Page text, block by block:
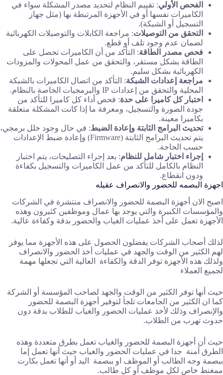
الفحص الأولي: تقييم النظام لتحديد مصدر المشكلة سواء في
الكاميرات نفسها أو في الأجهزة المرتبطة بها (مثل جهاز
التسجيل أو الشبكة).
التحقق من التوصيلات: مراجعة الكابلات والتوصيلات الكهربائية
لضمان عدم وجود تلف أو قطع.
فحص مصدر الطاقة: التأكد من أن الكاميرات تحصل على
الطاقة بشكل مستقر، والتحقق من عمل المحولات والمزودات
الكهربائية بشكل سليم.
مراجعة إعدادات الشبكة: التأكد من اتصال الكاميرات بالشبكة
المحلية والتحقق من إعدادات IP والبرمجيات الخاصة بالنظام.
اختبار كل كاميرا على حدة: فحص أداء كل كاميرا للتأكد من
جودة الصورة والتسجيل، ومعرفة ما إذا كانت المشكلة متعلقة
بكاميرا معينة.
تحديث البرامج الثابتة وإعادة الضبط: في حال وجود خلل برمجي،
يتم تحديث البرامج الثابتة (Firmware) وإعادة ضبط الإعدادات
حسب الحاجة.
إجراء اختبار شامل للنظام: بعد إجراء التصليحات، يتم اختبار
النظام بالكامل للتأكد من عمل الكاميرات والتسجيل بكفاءة
ودون انقطاع.
اجهزة البصمه للحضور والانصراف عقيله
اصبح الان أجهزة البصمة للحضور والانصراف منتشرة في الشركات
والمؤسسات الكبيرة والتي يوجد بها عمال وموظفين كثيرون وهذه
الأجهزة تعمل على أخذ عمليات الغياب والحضور بدقة وكفاءة عالية.
لذلك أصحاب الشركات يفضلون الحصول على هذه الأجهزة مما يوفر
لهم الكثير من الوقت والجهد في عمليات أخذ الحضور والانصراف
ولذلك هذه الأجهزة توفر الدقة والكفاءة العالية التي تجعلها مهمة
لجميع العملاء
حيث أنها توفر الكثير من الوقت والجهد لصاحب المؤسسة أو الشركة
كما ان الكثير من الجامعات تلجأ لتوفير أجهزة البصمة للحضور
والإنصراف وذلك لأخذ عمليات الحضور والغياب للطلاب بدقة دون
حدوث تهرب من الطلاب.
حيث أن أجهزة البصمة للحضور والغياب تعمل بطرق متعددة وهذه
الطرق آمنة جدا في عمليات الحضور والغياب حيث أنها تعمل إما
ببصمة وجه الطالب أو الموظف او ببصمة اليد أو أنها تعمل بكارت
ممغنط خاص لكل موظف أو كل طالب.